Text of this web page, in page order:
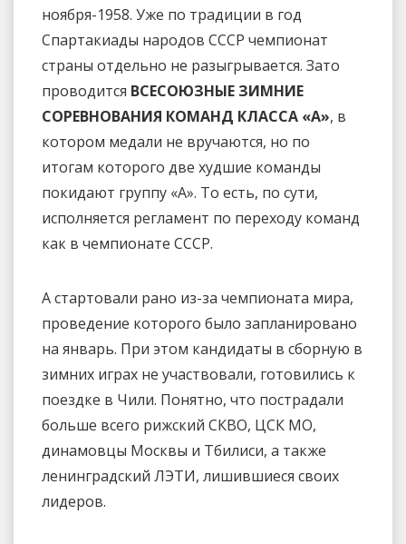
ноября-1958. Уже по традиции в год
Спартакиады народов СССР чемпионат
страны отдельно не разыгрывается. Зато
проводится ВСЕСОЮЗНЫЕ ЗИМНИЕ
СОРЕВНОВАНИЯ КОМАНД КЛАССА «А», в
котором медали не вручаются, но по
итогам которого две худшие команды
покидают группу «А». То есть, по сути,
исполняется регламент по переходу команд
как в чемпионате СССР.
А стартовали рано из-за чемпионата мира,
проведение которого было запланировано
на январь. При этом кандидаты в сборную в
зимних играх не участвовали, готовились к
поездке в Чили. Понятно, что пострадали
больше всего рижский СКВО, ЦСК МО,
динамовцы Москвы и Тбилиси, а также
ленинградский ЛЭТИ, лишившиеся своих
лидеров.